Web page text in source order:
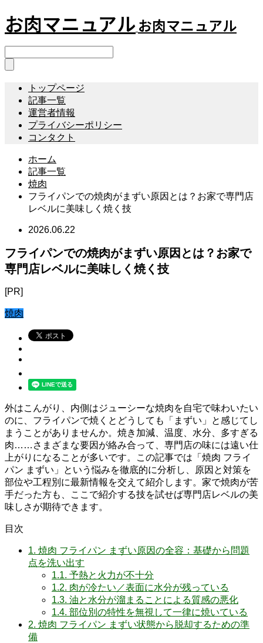
お肉マニュアルお肉マニュアル
トップページ
記事一覧
運営者情報
プライバシーポリシー
コンタクト
ホーム
記事一覧
焼肉
フライパンでの焼肉がまずい原因とは？お家で専門店
レベルに美味しく焼く技
2026.06.22
フライパンでの焼肉がまずい原因とは？お家で
専門店レベルに美味しく焼く技
[PR]
焼肉
外はこんがり、内側はジューシーな焼肉を自宅で味わいたい
のに、フライパンで焼くとどうしても「まずい」と感じてし
まうことがありませんか。焼き加減、温度、水分、多すぎる
肉……さまざまな要因が絡み合って、専門店の味には遠い仕
上がりになることが多いです。この記事では「焼肉 フライ
パン まずい」という悩みを徹底的に分析し、原因と対策を
部位や工程別に最新情報を交えて紹介します。家で焼肉が苦
手だった方も、ここで紹介する技を試せば専門店レベルの美
味しさが期待できます。
目次
1. 焼肉 フライパン まずい原因の全容：基礎から問題
点を洗い出す
1.1. 予熱と火力が不十分
1.2. 肉が冷たい／表面に水分が残っている
1.3. 油と水分が溜まることによる質感の悪化
1.4. 部位別の特性を無視して一律に焼いている
2. 焼肉 フライパン まずい状態から脱却するための準
備